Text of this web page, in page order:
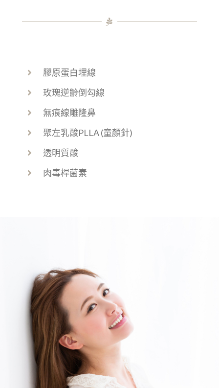
膠原蛋白埋線
玫瑰逆齡倒勾線
無痕線雕隆鼻
聚左乳酸PLLA (童顏針)
透明質酸
肉毒桿菌素